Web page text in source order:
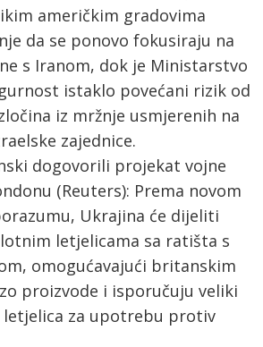
američkim gradovima
da se ponovo fokusiraju na
s Iranom, dok je Ministarstvo
istaklo povećani rizik od
iz mržnje usmjerenih na
zajednice.
dogovorili projekat vojne
(Reuters): Prema novom
Ukrajina će dijeliti
letjelicama sa ratišta s
omogućavajući britanskim
proizvode i isporučuju veliki
za upotrebu protiv